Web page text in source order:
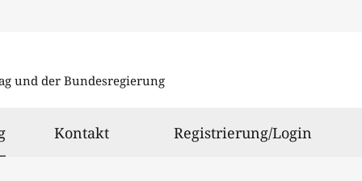
und der Bundesregierung
ausgewählt
Kontakt Registrierung/Login